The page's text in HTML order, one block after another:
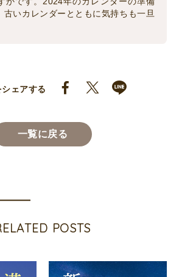
古いカレンダーとともに気持ちも一旦
ェアする
一覧に戻る
POSTS